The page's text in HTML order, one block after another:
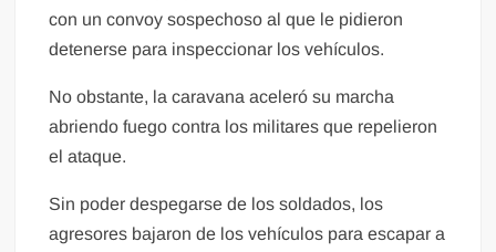
con un convoy sospechoso al que le pidieron
detenerse para inspeccionar los vehículos.
No obstante, la caravana aceleró su marcha
abriendo fuego contra los militares que repelieron
el ataque.
Sin poder despegarse de los soldados, los
agresores bajaron de los vehículos para escapar a